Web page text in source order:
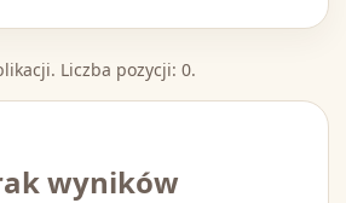
Liczba pozycji: 0.
wyników